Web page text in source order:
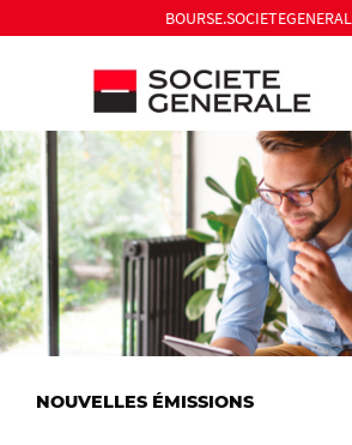
NOUVELLES ÉMISSIONS